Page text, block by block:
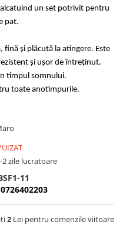
un set potrivit pentru
pat.
și plăcută la atingere. Este
și ușor de întreținut.
timpul somnului.
toate anotimpurile.
2 zile lucratoare
11
0726402203
2 Lei pentru comenzile viitoare